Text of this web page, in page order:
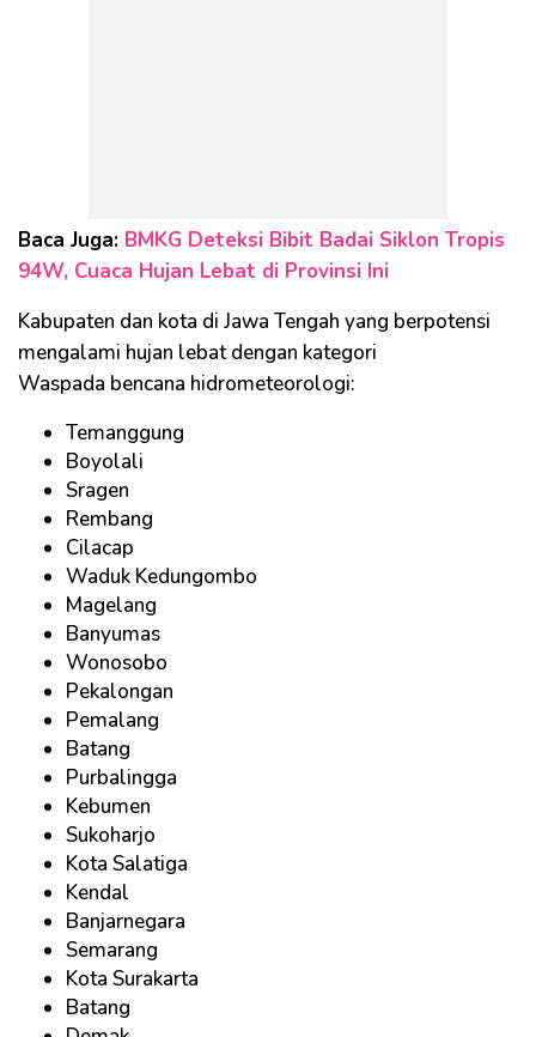
Baca Juga: BMKG Deteksi Bibit Badai Siklon Tropis
94W, Cuaca Hujan Lebat di Provinsi Ini
Kabupaten dan kota di Jawa Tengah yang berpotensi
mengalami hujan lebat dengan kategori
Waspada bencana hidrometeorologi:
Temanggung
Boyolali
Sragen
Rembang
Cilacap
Waduk Kedungombo
Magelang
Banyumas
Wonosobo
Pekalongan
Pemalang
Batang
Purbalingga
Kebumen
Sukoharjo
Kota Salatiga
Kendal
Banjarnegara
Semarang
Kota Surakarta
Batang